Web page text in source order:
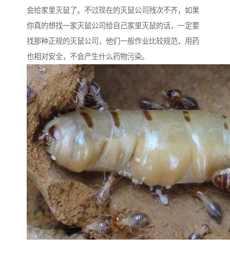
会给家里灭鼠了。不过现在的灭鼠公司残次不齐，如果
你真的想找一家灭鼠公司给自己家里灭鼠的话，一定要
找那种正规的灭鼠公司，他们一般作业比较规范，用药
也相对安全，不会产生什么药物污染。